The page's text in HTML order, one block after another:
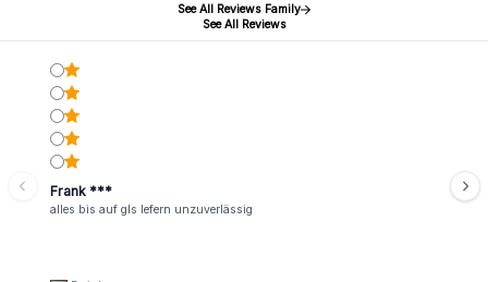
See All Reviews Family
See All Reviews
Frank ***
alles bis auf gls lefern unzuverlässig